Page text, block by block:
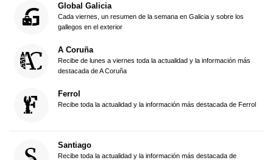
Global Galicia
Cada viernes, un resumen de la semana en Galicia y sobre los
gallegos en el exterior
A Coruña
Recibe de lunes a viernes toda la actualidad y la información más
destacada de A Coruña
Ferrol
Recibe toda la actualidad y la información más destacada de Ferrol
Santiago
Recibe toda la actualidad y la información más destacada de